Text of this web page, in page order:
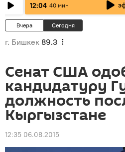
12:04 40 мин
Вчера Сегодня
г. Бишкек 89.3
Сенат США
кандидатуру
должность
Кыргызстане
12:35 06.08.2015